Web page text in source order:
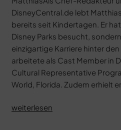
DisneyCentral.de lebt
bereits seit Kindertagen. Er
Disney Parks besucht,
einzigartige Karriere hinter
arbeitete als Cast Member in
Cultural Representative
World, Florida. Zudem erhielt er
„Star
weiterlesen